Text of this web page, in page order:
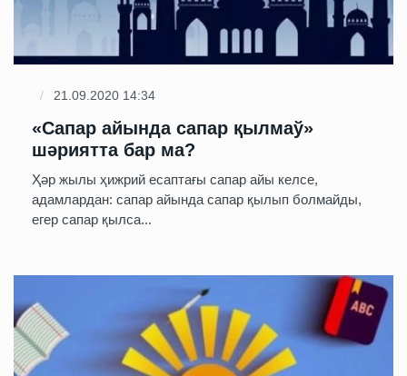
21.09.2020 14:34
«Сапар айында сапар қылмаў»
шәриятта бар ма?
Ҳәр жылы ҳижрий есаптағы сапар айы келсе,
адамлардан: сапар айында сапар қылып болмайды,
егер сапар қылса...